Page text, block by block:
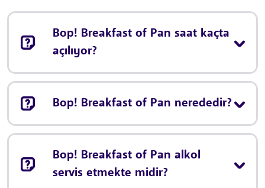
Bop! Breakfast of Pan saat kaçta
açılıyor?
Bop! Breakfast of Pan nerededir?
Bop! Breakfast of Pan alkol
servis etmekte midir?